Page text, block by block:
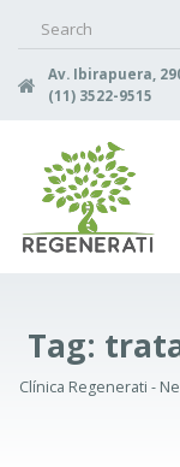
Av. Ibirapuera,
(11) 3522-9515
Tag:
Clínica Regenerati -